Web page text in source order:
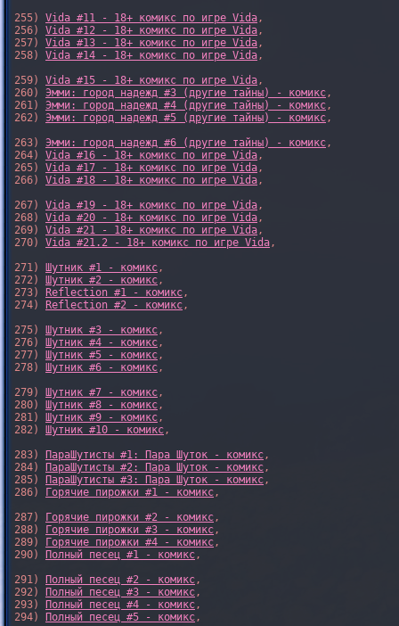
255) Vida #11 - 18+ комикс по игре Vida,
256) Vida #12 - 18+ комикс по игре Vida,
257) Vida #13 - 18+ комикс по игре Vida,
258) Vida #14 - 18+ комикс по игре Vida,
259) Vida #15 - 18+ комикс по игре Vida,
260) Эмми: город надежд #3 (другие тайны) - комикс,
261) Эмми: город надежд #4 (другие тайны) - комикс,
262) Эмми: город надежд #5 (другие тайны) - комикс,
263) Эмми: город надежд #6 (другие тайны) - комикс,
264) Vida #16 - 18+ комикс по игре Vida,
265) Vida #17 - 18+ комикс по игре Vida,
266) Vida #18 - 18+ комикс по игре Vida,
267) Vida #19 - 18+ комикс по игре Vida,
268) Vida #20 - 18+ комикс по игре Vida,
269) Vida #21 - 18+ комикс по игре Vida,
270) Vida #21.2 - 18+ комикс по игре Vida,
271) Шутник #1 - комикс,
272) Шутник #2 - комикс,
273)
Reflection #1 - комикс,
274)
Reflection #2 - комикс,
275) Шутник #3 - комикс,
276) Шутник #4 - комикс,
277) Шутник #5 - комикс,
278) Шутник #6 - комикс,
279) Шутник #7 - комикс,
280) Шутник #8 - комикс,
281) Шутник #9 - комикс,
282) Шутник #10 - комикс,
283)
ПараШутисты #1: Пара Шуток - комикс,
284)
ПараШутисты #2: Пара Шуток - комикс,
285)
ПараШутисты #3: Пара Шуток - комикс,
286)
Горячие пирожки #1 - комикс,
287)
Горячие пирожки #2 - комикс,
288)
Горячие пирожки #3 - комикс,
289)
Горячие пирожки #4 - комикс,
290)
Полный песец #1 - комикс,
291)
Полный песец #2 - комикс,
292)
Полный песец #3 - комикс,
293)
Полный песец #4 - комикс,
294)
Полный песец #5 - комикс,